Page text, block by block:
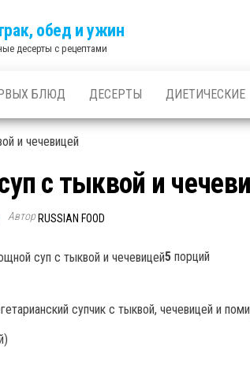
обед и ужин
десерты с рецептами
БЛЮД ДЕСЕРТЫ ДИЕТИЧЕСКИЕ
с тыквой и
Автор RUSSIAN FOOD
5 порций
супчик с тыквой, чечевицей и